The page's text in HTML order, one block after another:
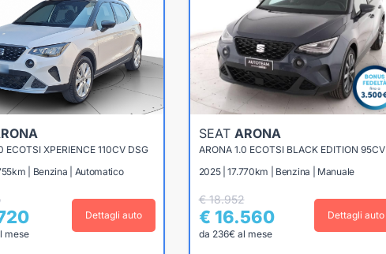
ECOTSI XPERIENCE 110CV DSG
| Benzina | Automatico
mese
Dettagli auto
SEAT ARONA
ARONA 1.0 ECOTSI BLACK EDITION 95CV
2025 | 17.770km | Benzina | Manuale
€ 18.952
€ 16.560
da 236€ al mese
Dettagli auto